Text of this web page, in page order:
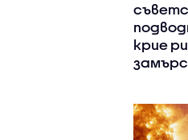
крие